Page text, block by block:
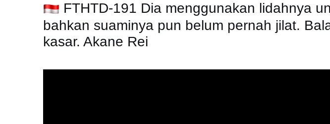
FTHTD-191 Dia menggunakan lidahnya
bahkan suaminya pun belum pernah jilat.
kasar. Akane Rei